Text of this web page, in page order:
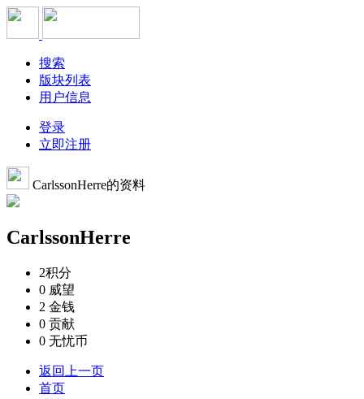
搜索
版块列表
用户信息
登录
立即注册
CarlssonHerre的资料
CarlssonHerre
2积分
0 威望
2 金钱
0 贡献
0 无忧币
返回上一页
首页